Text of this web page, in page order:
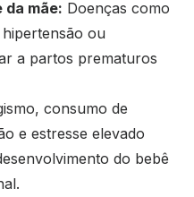
da mãe: Doenças como
ou
a partos prematuros
consumo de
e estresse elevado
do bebê